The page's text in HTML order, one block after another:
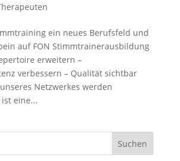
ein neues Berufsfeld und
auf FON Stimmtrainerausbildung
erweitern –
verbessern – Qualität sichtbar
Netzwerkes werden
eine...